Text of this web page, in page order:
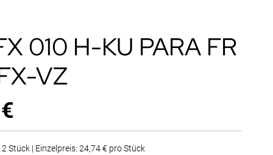
010 H-KU PARA FR
VZ
Stück | Einzelpreis: 24,74 € pro Stück